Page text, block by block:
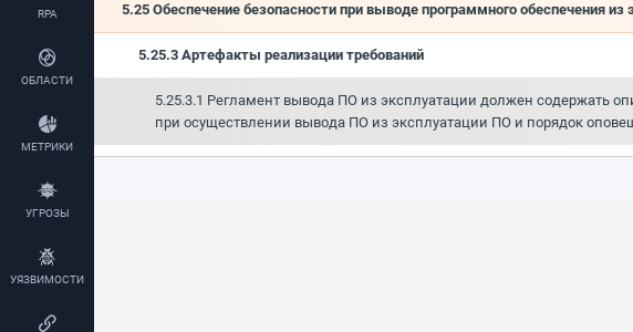
RPA
ОБЛАСТИ
МЕТРИКИ
УГРОЗЫ
УЯЗВИМОСТИ
5.25 Обеспечение безопасности при выводе программного обеспечения из
5.25.3 Артефакты реализации требований
5.25.3.1 Регламент вывода ПО из эксплуатации должен содержать
при осуществлении вывода ПО из эксплуатации ПО и порядок